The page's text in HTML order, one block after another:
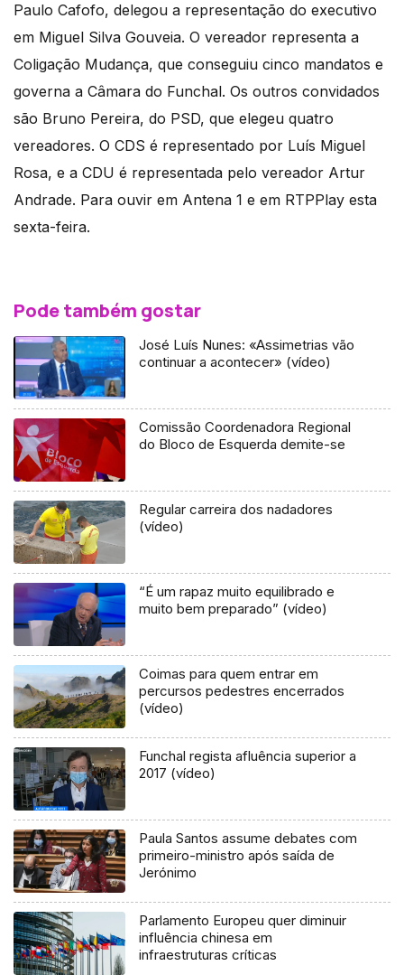
Paulo Cafofo, delegou a representação do executivo
em Miguel Silva Gouveia. O vereador representa a
Coligação Mudança, que conseguiu cinco mandatos e
governa a Câmara do Funchal. Os outros convidados
são Bruno Pereira, do PSD, que elegeu quatro
vereadores. O CDS é representado por Luís Miguel
Rosa, e a CDU é representada pelo vereador Artur
Andrade. Para ouvir em Antena 1 e em RTPPlay esta
sexta-feira.
Pode também gostar
José Luís Nunes: «Assimetrias vão
continuar a acontecer» (vídeo)
Comissão Coordenadora Regional
do Bloco de Esquerda demite-se
Regular carreira dos nadadores
(vídeo)
“É um rapaz muito equilibrado e
muito bem preparado” (vídeo)
Coimas para quem entrar em
percursos pedestres encerrados
(vídeo)
Funchal regista afluência superior a
2017 (vídeo)
Paula Santos assume debates com
primeiro-ministro após saída de
Jerónimo
Parlamento Europeu quer diminuir
influência chinesa em
infraestruturas críticas